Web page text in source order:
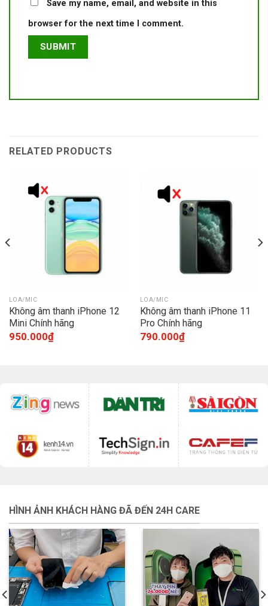
Save my name, email, and website in this
browser for the next time I comment.
RELATED PRODUCTS
LOA/MIC
Không âm thanh iPhone 12
Mini Chính hãng
950.000₫
LOA/MIC
Không âm thanh iPhone 11
Pro Chính hãng
790.000₫
HÌNH ẢNH KHÁCH HÀNG ĐÃ ĐẾN 24H CARE